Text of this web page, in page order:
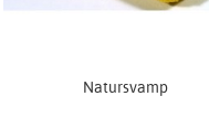
Natursvamp